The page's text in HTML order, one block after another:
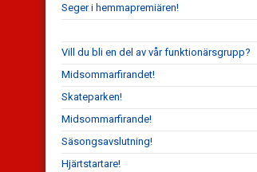
Seger i hemmapremiären!
Vill du bli en del av vår funktionärsgrupp?
Midsommarfirandet!
Skateparken!
Midsommarfirande!
Säsongsavslutning!
Hjärtstartare!